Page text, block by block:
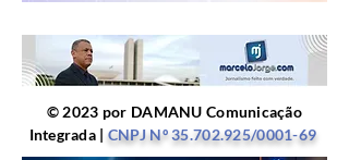
© 2023 por DAMANU Comunicação
Integrada | CNPJ Nº35.702.925/0001-69